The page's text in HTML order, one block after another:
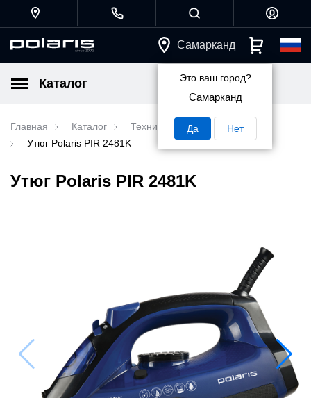
Самарканд
Это ваш город?
Самарканд
Да Нет
Каталог
Главная Каталог Техника для дома
Утюги
Утюг Polaris PIR 2481K
Утюг Polaris PIR 2481K